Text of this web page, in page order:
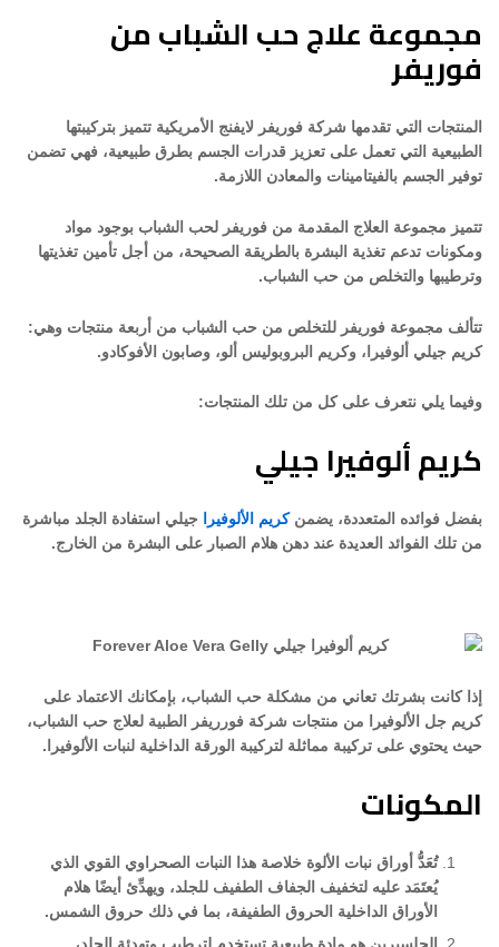
مجموعة علاج حب الشباب من
فوريفر
المنتجات التي تقدمها شركة فوريفر لايفنج الأمريكية تتميز بتركيبتها
الطبيعية التي تعمل على تعزيز قدرات الجسم بطرق طبيعية، فهي تضمن
توفير الجسم بالفيتامينات والمعادن اللازمة.
تتميز مجموعة العلاج المقدمة من فوريفر لحب الشباب بوجود مواد
ومكونات تدعم تغذية البشرة بالطريقة الصحيحة، من أجل تأمين تغذيتها
وترطيبها والتخلص من حب الشباب.
تتألف مجموعة فوريفر للتخلص من حب الشباب من أربعة منتجات وهي:
كريم جيلي ألوفيرا، وكريم البروبوليس ألو، وصابون الأفوكادو.
وفيما يلي نتعرف على كل من تلك المنتجات:
كريم ألوفيرا جيلي
بفضل فوائده المتعددة، يضمنكريم الألوفيرا
جيلي استفادة الجلد مباشرة
من تلك الفوائد العديدة عند دهن هلام الصبار على البشرة من الخارج.
إذا كانت بشرتك تعاني من مشكلة حب الشباب، بإمكانك الاعتماد على
كريم جل الألوفيرا من منتجات شركة فورريفر الطبية لعلاج حب الشباب،
حيث يحتوي على تركيبة مماثلة لتركيبة الورقة الداخلية لنبات الألوفيرا.
المكونات
تُعَدُّ أوراق نبات الألوة خلاصة هذا النبات الصحراوي القوي الذي
يُعتَمَد عليه لتخفيف الجفاف الطفيف للجلد، ويهدِّئ أيضًا هلام
الأوراق الداخلية الحروق الطفيفة، بما في ذلك حروق الشمس.
الجلسيرين هو مادة طبيعية تستخدم لترطيب وتهدئة الجلد،